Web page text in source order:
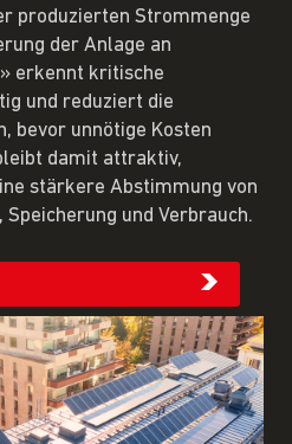
produzierten Strommenge
der Anlage an
erkennt kritische
und reduziert die
bevor unnötige Kosten
damit attraktiv,
stärkere Abstimmung von
Speicherung und Verbrauch.